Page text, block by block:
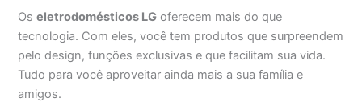
Oseletrodomésticos LG oferecem mais do que
tecnologia. Com eles, você tem produtos que surpreendem
pelo design, funções exclusivas e que facilitam sua vida.
Tudo para você aproveitar ainda mais a sua família e
amigos.